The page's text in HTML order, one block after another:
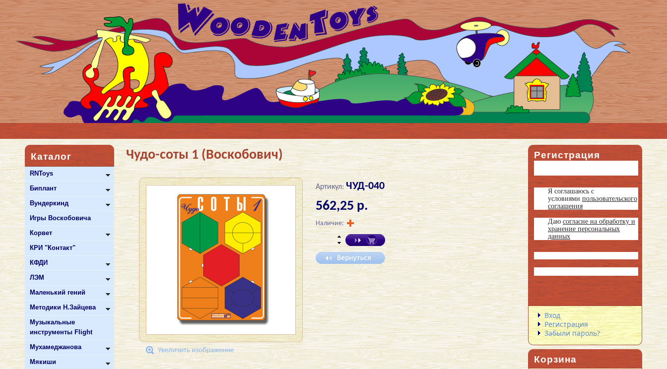
Каталог
RNToys
Биплант
Вундеркинд
Игры Воскобовича
Корвет
КРИ "Контакт"
КФДИ
ЛЭМ
Маленький гений
Методики Н.Зайцева
Музыкальные
инструменты Flight
Мухамеджанова
Мякиши
Чудо-соты 1 (Воскобович)
Увеличить изображение
Артикул:ЧУД-040
562,25 р.
Наличие:
Регистрация
Я соглашаюсь с
условиями пользовательского
соглашения
Даю согласие на обработку и
хранение персональных
данных
Вход
Регистрация
Забыли пароль?
Корзина